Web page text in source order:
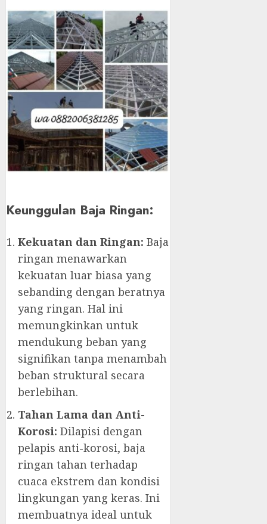
Keunggulan Baja Ringan:
Kekuatan dan Ringan: Baja
ringan menawarkan
kekuatan luar biasa yang
sebanding dengan beratnya
yang ringan. Hal ini
memungkinkan untuk
mendukung beban yang
signifikan tanpa menambah
beban struktural secara
berlebihan.
Tahan Lama dan Anti-
Korosi: Dilapisi dengan
pelapis anti-korosi, baja
ringan tahan terhadap
cuaca ekstrem dan kondisi
lingkungan yang keras. Ini
membuatnya ideal untuk